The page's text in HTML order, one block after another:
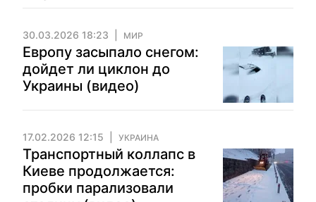
30.03.2026 18:23 МИР
Европу засыпало снегом:
дойдет ли циклон до
Украины (видео)
17.02.2026 12:15 УКРАИНА
Транспортный коллапс в
Киеве продолжается:
пробки парализовали